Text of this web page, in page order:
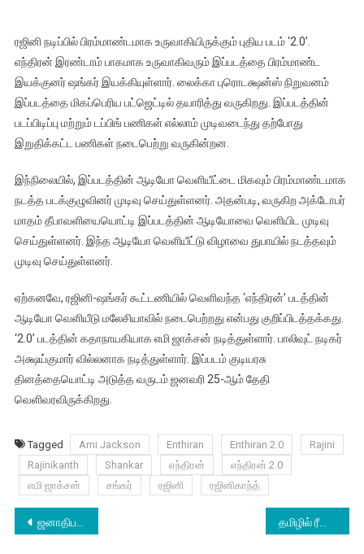
ரஜினி நடிப்பில் பிரம்மாண்டமாக உருவாகியிருக்கும் புதிய படம் ‘2.0’.
எந்திரன் இரண்டாம் பாகமாக உருவாகிவரும் இப்படத்தை பிரம்மாண்ட
இயக்குனர் ஷங்கர் இயக்கியுள்ளார். லைக்கா புரொடக்ஷன்ஸ் நிறுவனம்
இப்படத்தை மிகப்பெரிய பட்ஜெட்டில் தயாரித்து வருகிறது. இப்படத்தின்
படப்பிடிப்பு மற்றும் டப்பிங் பணிகள் எல்லாம் முடிவடைந்து தற்போது
இறுதிக்கட்ட பணிகள் நடைபெற்று வருகின்றன.
இந்நிலையில், இப்படத்தின் ஆடியோ வெளியீட்டை மிகவும் பிரம்மாண்டமாக
நடத்த படக்குழுவினர் முடிவு செய்துள்ளனர். அதன்படி, வருகிற அக்டோபர்
மாதம் தீபாவளியையொட்டி இப்படத்தின் ஆடியோவை வெளியிட முடிவு
செய்துள்ளனர். இந்த ஆடியோ வெளியீட்டு விழாவை துபாயில் நடத்தவும்
முடிவு செய்துள்ளனர்.
ஏற்கனவே, ரஜினி-ஷங்கர் கூட்டணியில் வெளிவந்த ‘எந்திரன்’ படத்தின்
ஆடியோ வெளியீடு மலேசியாவில் நடைபெற்றது என்பது குறிப்பிடத்தக்கது.
‘2.0’ படத்தின் கதாநாயகியாக எமி ஜாக்சன் நடித்துள்ளார். பாலிவுட் நடிகர்
அக்ஷய்குமார் வில்லனாக நடித்துள்ளார். இப்படம் குடியரசு
தினத்தையொட்டி அடுத்த வருடம் ஜனவரி 25-ஆம் தேதி
வெளிவரவிருக்கிறது.
Tagged Ami Jackson Enthiran Enthiran 2.0
Rajini
Rajinikanth
Shankar எந்திரன்
எந்திரன் 2.0
எமி ஜாக்சன்
சங்கர் ரஜினி ரஜினிகாந்த்
Post
ஜனாதிபதி வேட்பாளராக ராம்நாத் கோவிந்த், பாஜக அறிவிப்பு தமிழில் ரீமேக்காகும் மராத்தி படம்